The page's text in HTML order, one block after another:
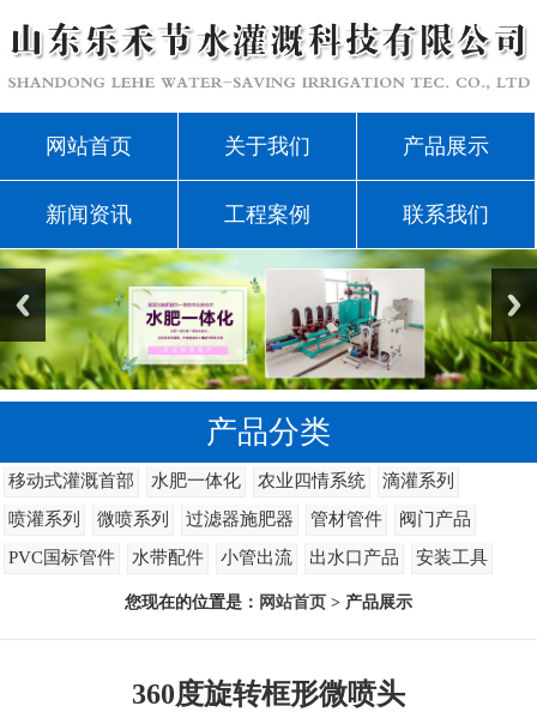
网站首页 关于我们 产品展示
新闻资讯 工程案例 联系我们
产品分类
移动式灌溉首部 水肥一体化 农业四情系统
滴灌系列
喷灌系列
微喷系列 过滤器施肥器 管材管件
阀门产品
PVC国标管件
水带配件 小管出流 出水口产品 安装工具
您现在的位置是： 网站首页 > 产品展示
360度旋转框形微喷头